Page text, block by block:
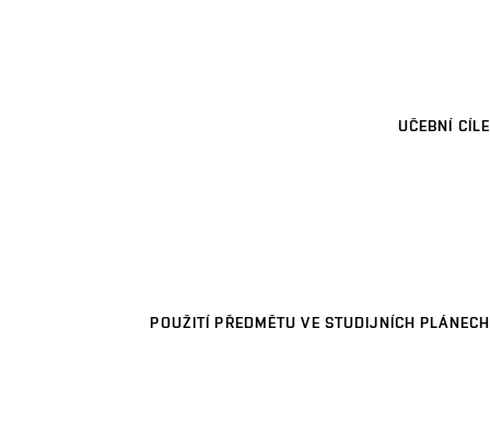
UČEBNÍ CÍLE
POUŽITÍ PŘEDMĚTU VE STUDIJNÍCH PLÁNECH